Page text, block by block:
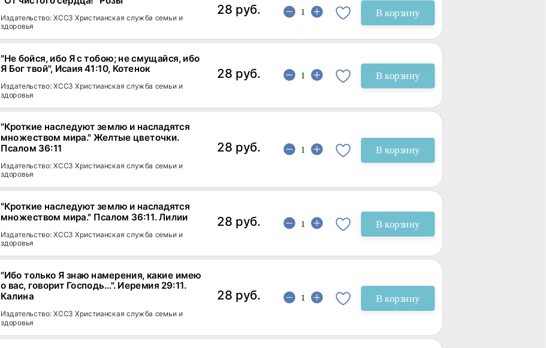
Издательство: ХССЗ Христианская служба семьи и
здоровья
28 руб. В корзину
"Не бойся, ибо Я с тобою; не смущайся, ибо
Я Бог твой", Исаия 41:10, Котенок
Издательство: ХССЗ Христианская служба семьи и
здоровья
28 руб. В корзину
"Кроткие наследуют землю и насладятся
множеством мира." Желтые цветочки.
Псалом 36:11
Издательство: ХССЗ Христианская служба семьи и
здоровья
28 руб. В корзину
"Кроткие наследуют землю и насладятся
множеством мира." Псалом 36:11. Лилии
Издательство: ХССЗ Христианская служба семьи и
здоровья
28 руб. В корзину
"Ибо только Я знаю намерения, какие имею
о вас, говорит Господь…". Иеремия 29:11.
Калина
Издательство: ХССЗ Христианская служба семьи и
здоровья
28 руб. В корзину